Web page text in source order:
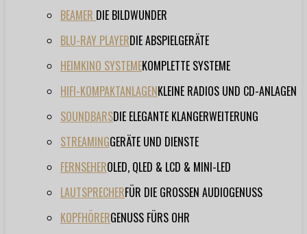
BEAMER DIE BILDWUNDER
BLU-RAY PLAYERDIE ABSPIELGERÄTE
HEIMKINO SYSTEMEKOMPLETTE SYSTEME
HIFI-KOMPAKTANLAGENKLEINE RADIOS UND CD-ANLAGEN
SOUNDBARSDIE ELEGANTE KLANGERWEITERUNG
STREAMINGGERÄTE UND DIENSTE
FERNSEHEROLED, QLED & LCD & MINI-LED
LAUTSPRECHERFÜR DIE GROSSEN AUDIOGENUSS
KOPFHÖRERGENUSS FÜRS OHR